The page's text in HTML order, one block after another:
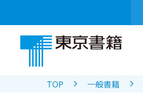
TOP 一般書籍